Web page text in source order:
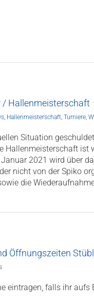
Hallenmeisterschaft
Hallenmeisterschaft Turniere
Situation
Hallenmeisterschaft ist
2021 wird über
nicht von der Spiko
die
Öffnungszeiten
eintragen, falls ihr aufs